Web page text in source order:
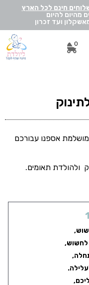
חינם לכל הארץ
מהיום להיום
ועד זכרון
0
אספנו עבורכם
ולהולדת תאומים.
לחשוש,